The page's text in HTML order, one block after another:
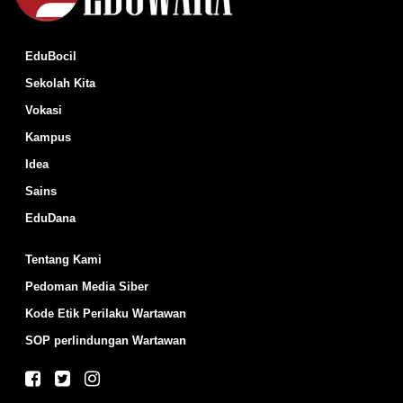
EduBocil
Sekolah Kita
Vokasi
Kampus
Idea
Sains
EduDana
Tentang Kami
Pedoman Media Siber
Kode Etik Perilaku Wartawan
SOP perlindungan Wartawan